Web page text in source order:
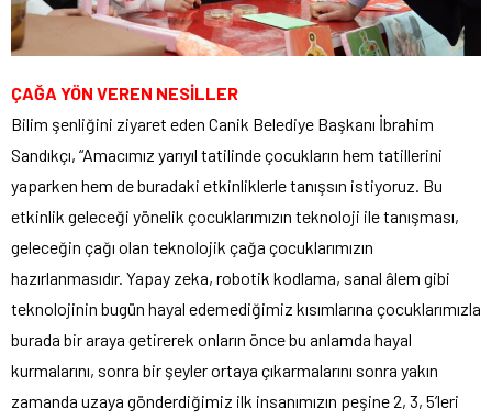
ÇAĞA YÖN VEREN NESİLLER
Bilim şenliğini ziyaret eden Canik Belediye Başkanı İbrahim
Sandıkçı, “Amacımız yarıyıl tatilinde çocukların hem tatillerini
yaparken hem de buradaki etkinliklerle tanışsın istiyoruz. Bu
etkinlik geleceği yönelik çocuklarımızın teknoloji ile tanışması,
geleceğin çağı olan teknolojik çağa çocuklarımızın
hazırlanmasıdır. Yapay zeka, robotik kodlama, sanal âlem gibi
teknolojinin bugün hayal edemediğimiz kısımlarına çocuklarımızla
burada bir araya getirerek onların önce bu anlamda hayal
kurmalarını, sonra bir şeyler ortaya çıkarmalarını sonra yakın
zamanda uzaya gönderdiğimiz ilk insanımızın peşine 2, 3, 5’leri